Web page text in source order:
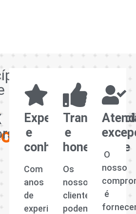
Experiência
e
conhecimento
Com
anos
de
experiência
e
honestidade
Os
nossos
clientes
podem
O
nosso
é